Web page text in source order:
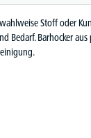
Stoff oder
Bedarf. Barhocker